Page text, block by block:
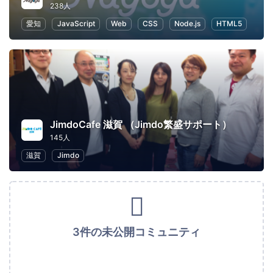
238人
愛知
JavaScript Web CSS Node.js HTML5
JimdoCafe 滋賀 （Jimdo繁盛サポート）
145人
滋賀
Jimdo
3件の未公開コミュニティ